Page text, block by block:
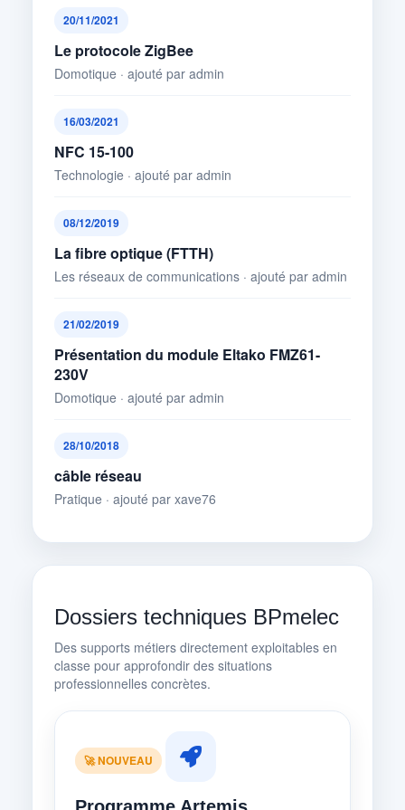
20/11/2021
Le protocole ZigBee
Domotique · ajouté par admin
16/03/2021
NFC 15-100
Technologie · ajouté par admin
08/12/2019
La fibre optique (FTTH)
Les réseaux de communications · ajouté par admin
21/02/2019
Présentation du module Eltako FMZ61-
230V
Domotique · ajouté par admin
28/10/2018
câble réseau
Pratique · ajouté par xave76
Dossiers techniques BPmelec
Des supports métiers directement exploitables en
classe pour approfondir des situations
professionnelles concrètes.
🚀 NOUVEAU